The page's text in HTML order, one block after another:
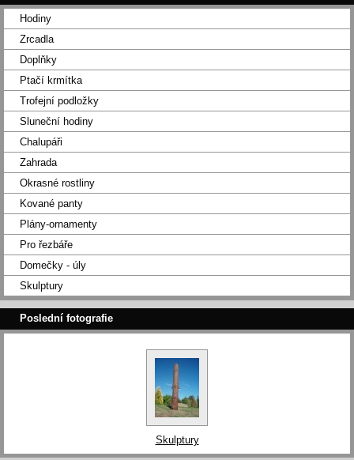
Hodiny
Zrcadla
Doplňky
Ptačí krmítka
Trofejní podložky
Sluneční hodiny
Chalupáři
Zahrada
Okrasné rostliny
Kované panty
Plány-ornamenty
Pro řezbáře
Domečky - úly
Skulptury
Poslední fotografie
Skulptury